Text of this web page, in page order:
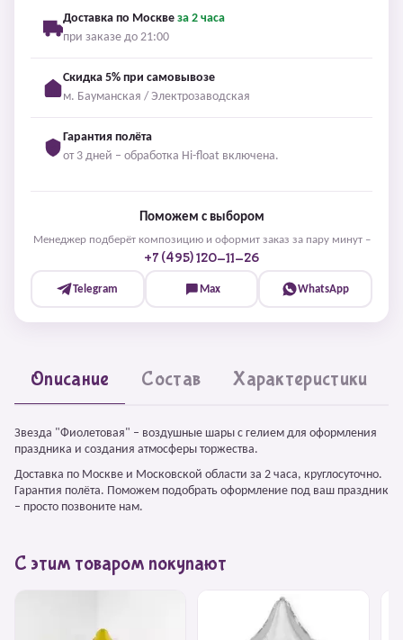
Доставка по Москве за 2 часа
при заказе до 21:00
Скидка 5% при самовывозе
м. Бауманская / Электрозаводская
Гарантия полёта
от 3 дней – обработка Hi-float включена.
Поможем с выбором
Менеджер подберёт композицию и оформит заказ за пару минут –
+7 (495) 120-11-26
Telegram Max WhatsApp
Описание Состав Характеристики
Звезда "Фиолетовая" – воздушные шары с гелием для оформления
праздника и создания атмосферы торжества.
Доставка по Москве и Московской области за 2 часа, круглосуточно.
Гарантия полёта. Поможем подобрать оформление под ваш праздник
– просто позвоните нам.
С этим товаром покупают